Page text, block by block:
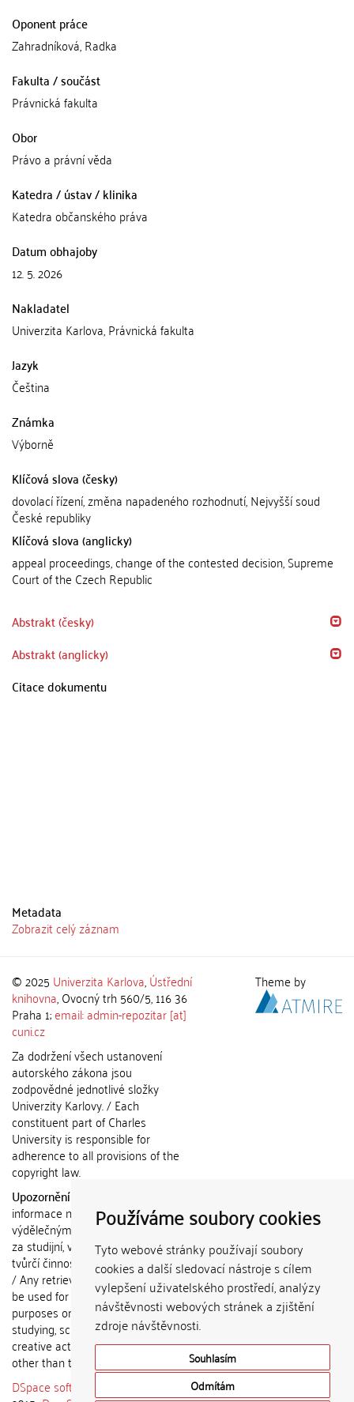
Používáme soubory cookies
Tyto webové stránky používají soubory
cookies a další sledovací nástroje s cílem
vylepšení uživatelského prostředí, analýzy
návštěvnosti webových stránek a zjištění
zdroje návštěvnosti.
Souhlasím
Odmítám
Oponent práce
Zahradníková, Radka
Fakulta / součást
Právnická fakulta
Obor
Právo a právní věda
Katedra / ústav / klinika
Katedra občanského práva
Datum obhajoby
12. 5. 2026
Nakladatel
Univerzita Karlova, Právnická fakulta
Jazyk
Čeština
Známka
Výborně
Klíčová slova (česky)
dovolací řízení, změna napadeného rozhodnutí, Nejvyšší soud
České republiky
Klíčová slova (anglicky)
appeal proceedings, change of the contested decision, Supreme
Court of the Czech Republic
Abstrakt (česky)
Abstrakt (anglicky)
Citace dokumentu
Metadata
Zobrazit celý záznam
© 2025 Univerzita Karlova,Ústřední
knihovna, Ovocný trh 560/5, 116 36
Praha 1;email: admin-repozitar [at]
cuni.cz
Za dodržení všech ustanovení
autorského zákona jsou
zodpovědné jednotlivé složky
Univerzity Karlovy. / Each
constituent part of Charles
University is responsible for
adherence to all provisions of the
copyright law.
Upozornění / Notice:
informace nemohou být použity k
výdělečným účelům nebo vydávány
za studijní, vědeckou nebo jinou
tvůrčí činnost jiné osoby než autora.
/ Any retrieved information shall not
be used for any commercial
purposes or claimed as results of
studying, scientific or any other
creative activities of any person
other than the author.
DSpace software
copyright © 2002-
Theme by